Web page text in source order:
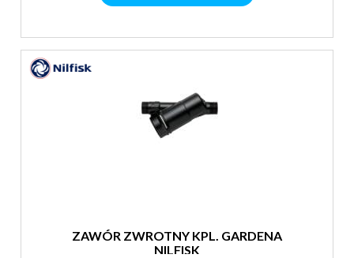
ZAWÓR ZWROTNY KPL. GARDENA
NILFISK